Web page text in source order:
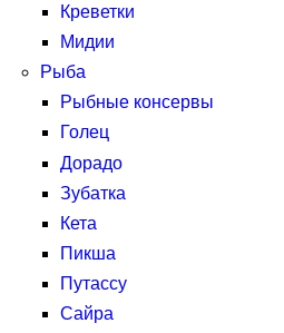
Креветки
Мидии
Рыба
Рыбные консервы
Голец
Дорадо
Зубатка
Кета
Пикша
Путассу
Сайра